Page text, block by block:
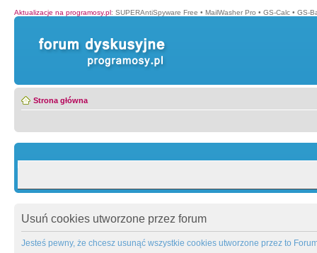
Aktualizacje na programosy.pl: SUPERAntiSpyware Free • MailWasher Pro • GS-Calc • GS-
Strona główna
Usuń cookies utworzone przez forum
Jesteś pewny, że chcesz usunąć wszystkie cookies utworzone przez to